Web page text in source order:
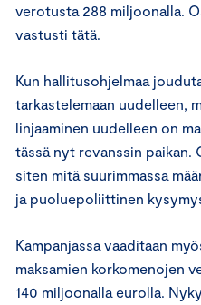
verotusta 288 miljoonalla.
vastusti tätä.
Kun hallitusohjelmaa
tarkastelemaan uudelleen,
linjaaminen uudelleen on
tässä nyt revanssin paikan.
siten mitä suurimmassa
ja puoluepoliittinen
Kampanjassa vaaditaan
maksamien korkomenojen
140 miljoonalla eurolla.